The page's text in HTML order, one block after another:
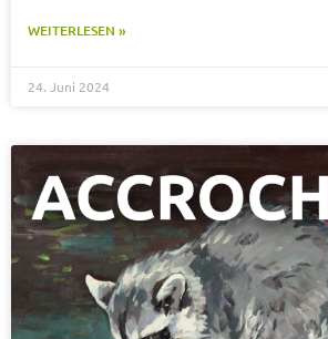
WEITERLESEN »
24. Juni 2024